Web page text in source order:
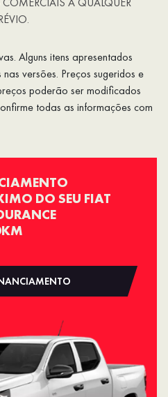
Alguns itens apresentados
versões. Preços sugeridos e
poderão ser modificados
todas as informações com
DO SEU FIAT